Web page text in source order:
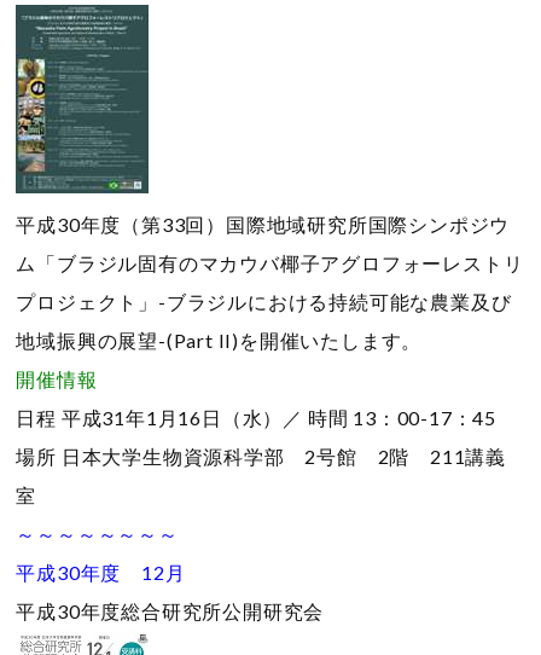
平成30年度（第33回）国際地域研究所国際シンポジウ
ム「ブラジル固有のマカウバ椰子アグロフォーレストリ
プロジェクト」-ブラジルにおける持続可能な農業及び
地域振興の展望-(Part II)を開催いたします。
開催情報
日程 平成31年1月16日（水）／ 時間 13：00-17：45
場所 日本大学生物資源科学部 2号館 2階 211講義
室
～～～～～～～～
平成30年度 12月
平成30年度総合研究所公開研究会